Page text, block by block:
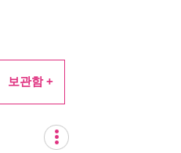
보관함 +